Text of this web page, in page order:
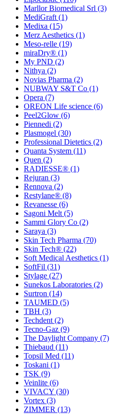
Marllor Biomedical Srl (3)
MediGraft (1)
Medixa (15)
Merz Aesthetics (1)
Meso-relle (19)
miraDry® (1)
My PND (2)
Nithya (2)
Novias Pharma (2)
NUBWAY S&T Co (1)
Opera (7)
OREON Life science (6)
Peel2Glow (6)
Piennedi (2)
Plasmogel (30)
Professional Dietetics (2)
Quanta System (11)
Quen (2)
RADIESSE® (1)
Rejuran (3)
Rennova (2)
Restylane® (8)
Revanesse (6)
Sagoni Melt (5)
Sammi Glory Co (2)
Saraya (3)
Skin Tech Pharma (70)
Skin Tech® (22)
Soft Medical Aesthetics (1)
SoftFil (31)
Stylage (27)
Sunekos Laboratories (2)
Surtron (14)
TAUMED (5)
TBH (3)
Techdent (2)
Tecno-Gaz (9)
The Daylight Company (7)
Thiebaud (11)
Topsil Med (11)
Toskani (1)
TSK (9)
Veinlite (6)
VIVACY (30)
Vortex (3)
ZIMMER (13)